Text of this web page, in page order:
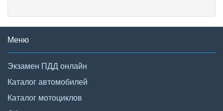
Меню
Экзамен ПДД онлайн
Каталог автомобилей
Каталог мотоциклов